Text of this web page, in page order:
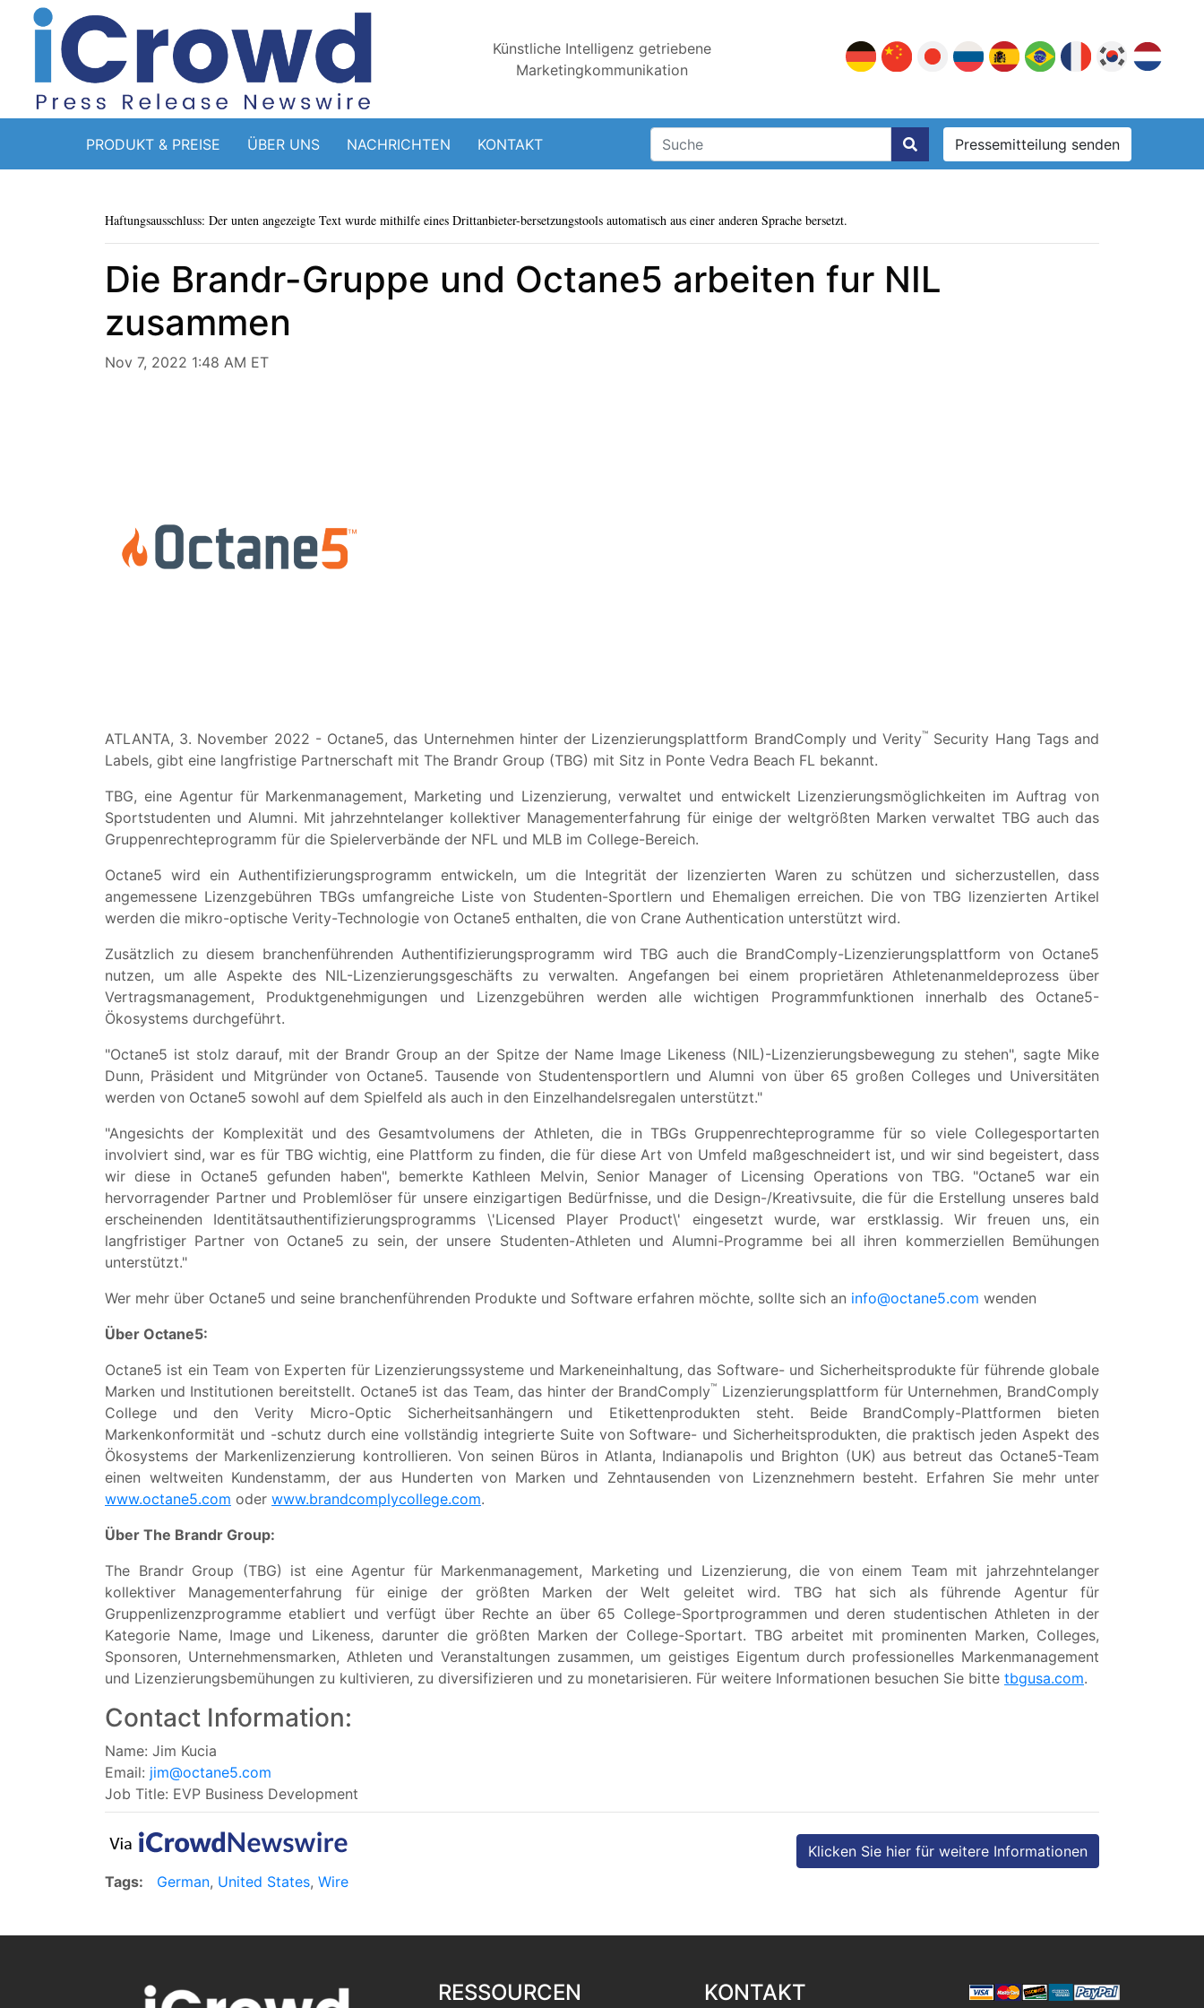
Künstliche Intelligenz getriebene
Marketingkommunikation
PRODUKT & PREISE ÜBER UNS NACHRICHTEN KONTAKT Pressemitteilung senden
Haftungsausschluss: Der unten angezeigte Text wurde mithilfe eines Drittanbieter-bersetzungstools automatisch aus einer anderen Sprache bersetzt.
Die Brandr-Gruppe und Octane5 arbeiten fur NIL
zusammen
Nov 7, 2022 1:48 AM ET
ATLANTA, 3. November 2022 - Octane5, das Unternehmen hinter der Lizenzierungsplattform BrandComply und Verity™ Security Hang Tags and
Labels, gibt eine langfristige Partnerschaft mit The Brandr Group (TBG) mit Sitz in Ponte Vedra Beach FL bekannt.
TBG, eine Agentur für Markenmanagement, Marketing und Lizenzierung, verwaltet und entwickelt Lizenzierungsmöglichkeiten im Auftrag von
Sportstudenten und Alumni. Mit jahrzehntelanger kollektiver Managementerfahrung für einige der weltgrößten Marken verwaltet TBG auch das
Gruppenrechteprogramm für die Spielerverbände der NFL und MLB im College-Bereich.
Octane5 wird ein Authentifizierungsprogramm entwickeln, um die Integrität der lizenzierten Waren zu schützen und sicherzustellen, dass
angemessene Lizenzgebühren TBGs umfangreiche Liste von Studenten-Sportlern und Ehemaligen erreichen. Die von TBG lizenzierten Artikel
werden die mikro-optische Verity-Technologie von Octane5 enthalten, die von Crane Authentication unterstützt wird.
Zusätzlich zu diesem branchenführenden Authentifizierungsprogramm wird TBG auch die BrandComply-Lizenzierungsplattform von Octane5
nutzen, um alle Aspekte des NIL-Lizenzierungsgeschäfts zu verwalten. Angefangen bei einem proprietären Athletenanmeldeprozess über
Vertragsmanagement, Produktgenehmigungen und Lizenzgebühren werden alle wichtigen Programmfunktionen innerhalb des Octane5-
Ökosystems durchgeführt.
"Octane5 ist stolz darauf, mit der Brandr Group an der Spitze der Name Image Likeness (NIL)-Lizenzierungsbewegung zu stehen", sagte Mike
Dunn, Präsident und Mitgründer von Octane5. Tausende von Studentensportlern und Alumni von über 65 großen Colleges und Universitäten
werden von Octane5 sowohl auf dem Spielfeld als auch in den Einzelhandelsregalen unterstützt."
"Angesichts der Komplexität und des Gesamtvolumens der Athleten, die in TBGs Gruppenrechteprogramme für so viele Collegesportarten
involviert sind, war es für TBG wichtig, eine Plattform zu finden, die für diese Art von Umfeld maßgeschneidert ist, und wir sind begeistert, dass
wir diese in Octane5 gefunden haben", bemerkte Kathleen Melvin, Senior Manager of Licensing Operations von TBG. "Octane5 war ein
hervorragender Partner und Problemlöser für unsere einzigartigen Bedürfnisse, und die Design-/Kreativsuite, die für die Erstellung unseres bald
erscheinenden Identitätsauthentifizierungsprogramms \'Licensed Player Product\' eingesetzt wurde, war erstklassig. Wir freuen uns, ein
langfristiger Partner von Octane5 zu sein, der unsere Studenten-Athleten und Alumni-Programme bei all ihren kommerziellen Bemühungen
unterstützt."
Wer mehr über Octane5 und seine branchenführenden Produkte und Software erfahren möchte, sollte sich an info@octane5.com wenden
Über Octane5:
Octane5 ist ein Team von Experten für Lizenzierungssysteme und Markeneinhaltung, das Software- und Sicherheitsprodukte für führende globale
Marken und Institutionen bereitstellt. Octane5 ist das Team, das hinter der BrandComply™ Lizenzierungsplattform für Unternehmen, BrandComply
College und den Verity Micro-Optic Sicherheitsanhängern und Etikettenprodukten steht. Beide BrandComply-Plattformen bieten
Markenkonformität und -schutz durch eine vollständig integrierte Suite von Software- und Sicherheitsprodukten, die praktisch jeden Aspekt des
Ökosystems der Markenlizenzierung kontrollieren. Von seinen Büros in Atlanta, Indianapolis und Brighton (UK) aus betreut das Octane5-Team
einen weltweiten Kundenstamm, der aus Hunderten von Marken und Zehntausenden von Lizenznehmern besteht. Erfahren Sie mehr unter
www.octane5.com oder www.brandcomplycollege.com.
Über The Brandr Group:
The Brandr Group (TBG) ist eine Agentur für Markenmanagement, Marketing und Lizenzierung, die von einem Team mit jahrzehntelanger
kollektiver Managementerfahrung für einige der größten Marken der Welt geleitet wird. TBG hat sich als führende Agentur für
Gruppenlizenzprogramme etabliert und verfügt über Rechte an über 65 College-Sportprogrammen und deren studentischen Athleten in der
Kategorie Name, Image und Likeness, darunter die größten Marken der College-Sportart. TBG arbeitet mit prominenten Marken, Colleges,
Sponsoren, Unternehmensmarken, Athleten und Veranstaltungen zusammen, um geistiges Eigentum durch professionelles Markenmanagement
und Lizenzierungsbemühungen zu kultivieren, zu diversifizieren und zu monetarisieren. Für weitere Informationen besuchen Sie bitte tbgusa.com.
Contact Information:
Name: Jim Kucia
Email: jim@octane5.com
Job Title: EVP Business Development
Klicken Sie hier für weitere Informationen
Tags:
German, United States, Wire
RESSOURCEN KONTAKT